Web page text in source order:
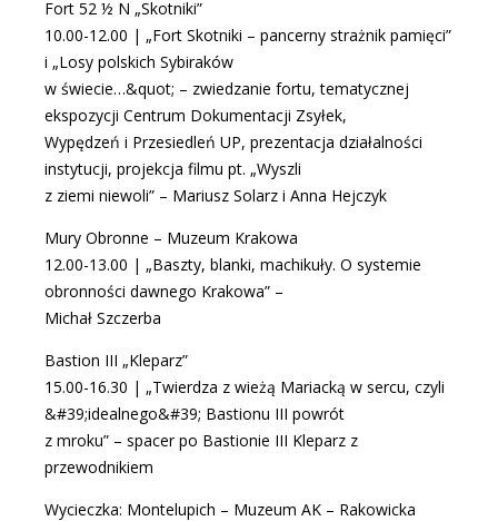
Fort 52 ½ N „Skotniki”
10.00-12.00 | „Fort Skotniki – pancerny strażnik pamięci”
i „Losy polskich Sybiraków
w świecie…&quot; – zwiedzanie fortu, tematycznej
ekspozycji Centrum Dokumentacji Zsyłek,
Wypędzeń i Przesiedleń UP, prezentacja działalności
instytucji, projekcja filmu pt. „Wyszli
z ziemi niewoli” – Mariusz Solarz i Anna Hejczyk
Mury Obronne – Muzeum Krakowa
12.00-13.00 | „Baszty, blanki, machikuły. O systemie
obronności dawnego Krakowa” –
Michał Szczerba
Bastion III „Kleparz”
15.00-16.30 | „Twierdza z wieżą Mariacką w sercu, czyli
&#39;idealnego&#39; Bastionu III powrót
z mroku” – spacer po Bastionie III Kleparz z
przewodnikiem
Wycieczka: Montelupich – Muzeum AK – Rakowicka